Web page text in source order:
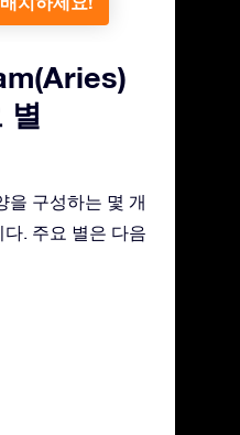
별
을 구성하는 몇 개
. 주요 별은 다음